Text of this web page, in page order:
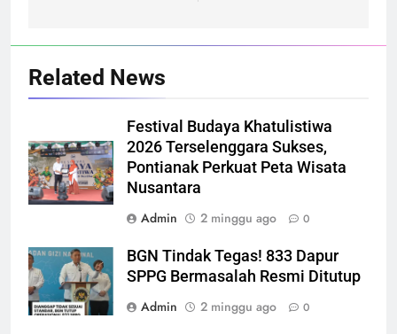
Related News
Festival Budaya Khatulistiwa
2026 Terselenggara Sukses,
Pontianak Perkuat Peta Wisata
Nusantara
Admin
2 minggu ago 0
BGN Tindak Tegas! 833 Dapur
SPPG Bermasalah Resmi Ditutup
Admin
2 minggu ago 0